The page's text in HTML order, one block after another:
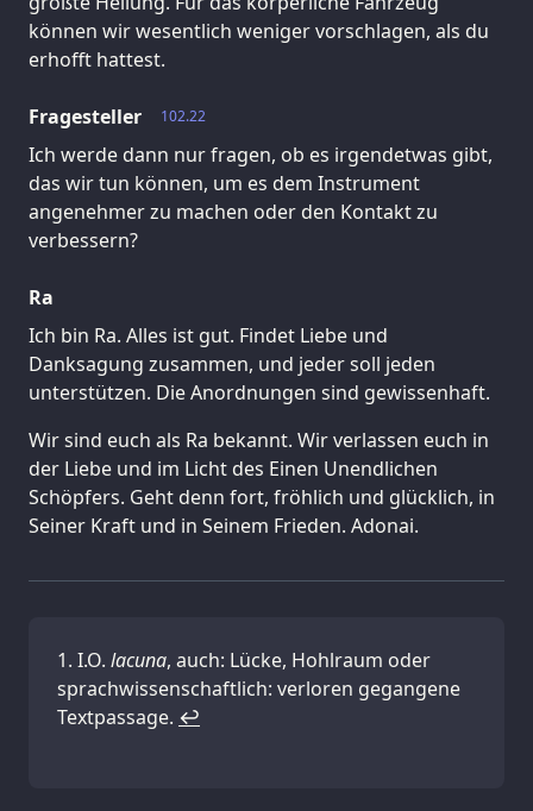
können wir wesentlich weniger vorschlagen, als du
erhofft hattest.
102.22
Fragesteller
Ich werde dann nur fragen, ob es irgendetwas gibt,
das wir tun können, um es dem Instrument
angenehmer zu machen oder den Kontakt zu
verbessern?
Ra
Ich bin Ra. Alles ist gut. Findet Liebe und
Danksagung zusammen, und jeder soll jeden
unterstützen. Die Anordnungen sind gewissenhaft.
Wir sind euch als Ra bekannt. Wir verlassen euch in
der Liebe und im Licht des Einen Unendlichen
Schöpfers. Geht denn fort, fröhlich und glücklich, in
Seiner Kraft und in Seinem Frieden. Adonai.
I.O. lacuna, auch: Lücke, Hohlraum oder
sprachwissenschaftlich: verloren gegangene
Textpassage. ↩